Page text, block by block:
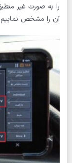
را به صورت غیر
آن را مشخص نماییم.